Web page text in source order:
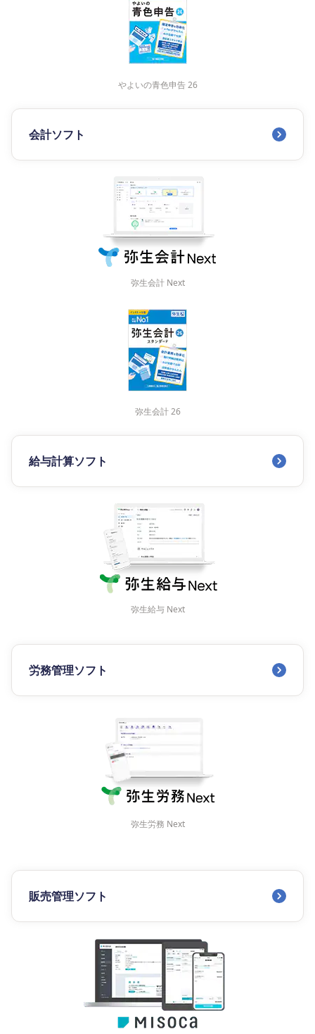
やよいの青色申告 26
会計ソフト
弥生会計 Next
弥生会計 26
給与計算ソフト
弥生給与 Next
労務管理ソフト
弥生労務 Next
販売管理ソフト